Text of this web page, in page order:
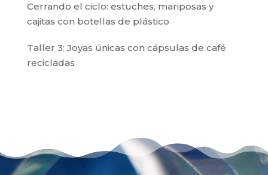
Cerrando el ciclo: estuches, mariposas y
cajitas con botellas de plástico
Taller 3: Joyas únicas con cápsulas de café
recicladas